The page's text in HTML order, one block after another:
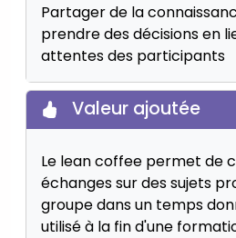
Partager de la
prendre des décisions en
attentes des participants
Valeur ajoutée
Le lean coffee permet de
échanges sur des sujets
groupe dans un temps
utilisé à la fin d'une